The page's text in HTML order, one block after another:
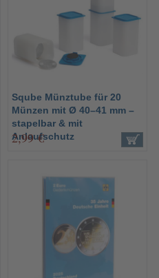
Sqube Münztube für 20
Münzen mit Ø 40–41 mm –
stapelbar & mit
Anlaufschutz
2,99 €